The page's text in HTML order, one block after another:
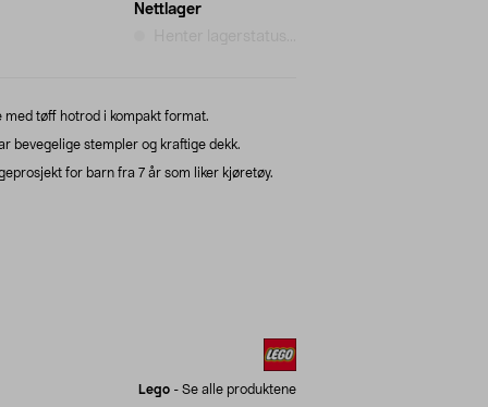
Nettlager
med tøff hotrod i kompakt format.
bevegelige stempler og kraftige dekk.
for barn fra 7 år som liker kjøretøy.
Lego - Se alle produktene